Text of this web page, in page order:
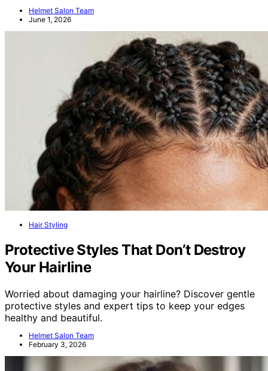
Helmet Salon Team
June 1, 2026
Hair Styling
Protective Styles That Don’t Destroy
Your Hairline
Worried about damaging your hairline? Discover gentle
protective styles and expert tips to keep your edges
healthy and beautiful.
Helmet Salon Team
February 3, 2026